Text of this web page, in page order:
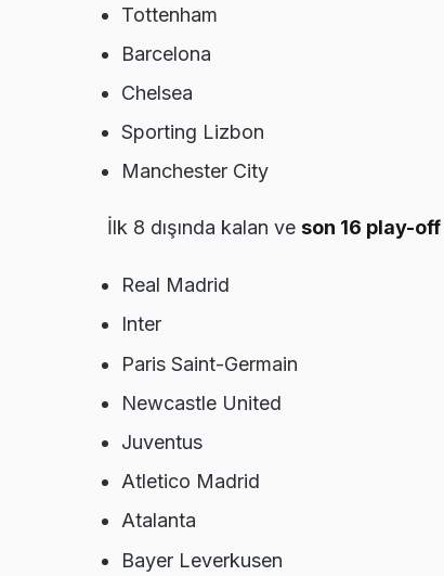
Tottenham
Barcelona
Chelsea
Sporting Lizbon
Manchester City
İlk 8 dışında kalan ve son 16 play-
Real Madrid
Inter
Paris Saint-Germain
Newcastle United
Juventus
Atletico Madrid
Atalanta
Bayer Leverkusen